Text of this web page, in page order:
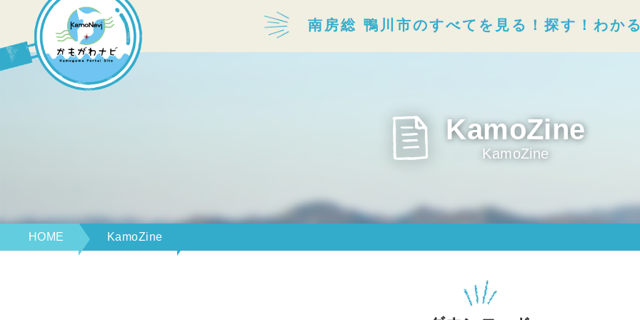
宿泊・温泉
体験プログラム
南房総 鴨川市のすべてを見る！探す！わか
KamoZine
KamoZine
HOME KamoZine